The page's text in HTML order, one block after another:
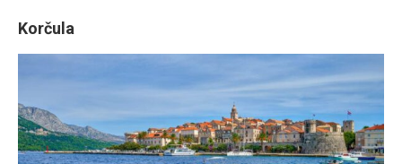
Korčula